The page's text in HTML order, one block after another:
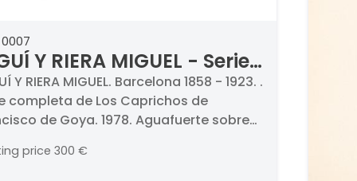
Y RIERA MIGUEL - Serie
de Los Caprichos
de Goya
Y RIERA MIGUEL. Barcelona 1858 - 1923. .
completa de Los Caprichos de
de Goya. 1978. Aguafuerte sobre
Medidas 198 x 150 mm cada uno.
price 300 €